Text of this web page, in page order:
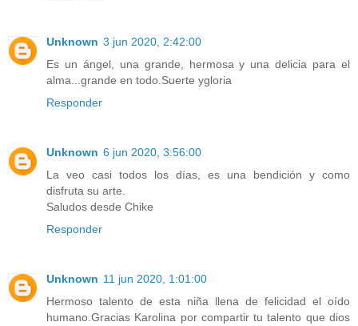
Unknown 3 jun 2020, 2:42:00
Es un ángel, una grande, hermosa y una delicia para el
alma...grande en todo.Suerte ygloria
Responder
Unknown 6 jun 2020, 3:56:00
La veo casi todos los días, es una bendición y como
disfruta su arte.
Saludos desde Chike
Responder
Unknown 11 jun 2020, 1:01:00
Hermoso talento de esta niña llena de felicidad el oído
humano.Gracias Karolina por compartir tu talento que dios